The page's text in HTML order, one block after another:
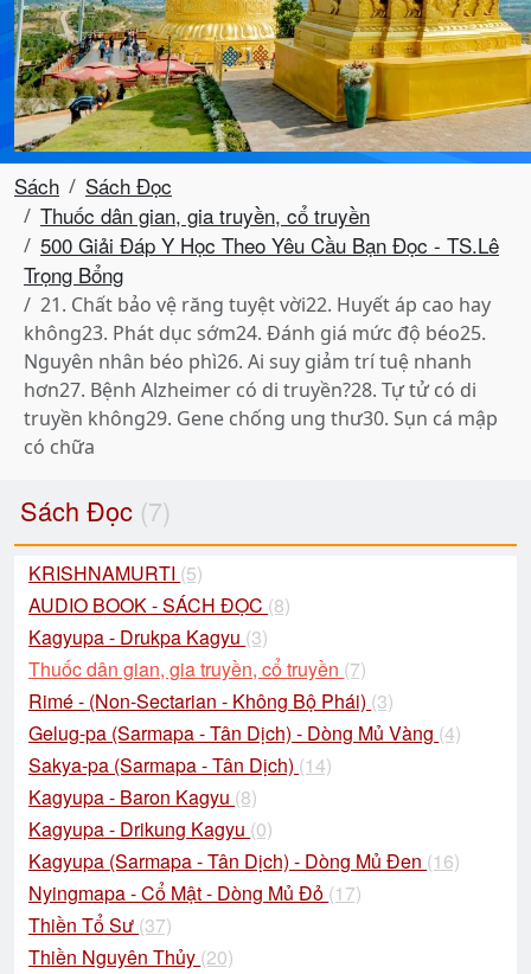
Sách
Sách Đọc
Thuốc dân gian, gia truyền, cổ truyền
500 Giải Đáp Y Học Theo Yêu Cầu Bạn Đọc - TS.Lê
Trọng Bổng
21. Chất bảo vệ răng tuyệt vời22. Huyết áp cao hay
không23. Phát dục sớm24. Đánh giá mức độ béo25.
Nguyên nhân béo phì26. Ai suy giảm trí tuệ nhanh
hơn27. Bệnh Alzheimer có di truyền?28. Tự tử có di
truyền không29. Gene chống ung thư30. Sụn cá mập
có chữa
Sách Đọc (7)
KRISHNAMURTI (5)
AUDIO BOOK - SÁCH ĐỌC (8)
Kagyupa - Drukpa Kagyu (3)
Thuốc dân gian, gia truyền, cổ truyền (7)
Rimé - (Non-Sectarian - Không Bộ Phái) (3)
Gelug-pa (Sarmapa - Tân Dịch) - Dòng Mủ Vàng (4)
Sakya-pa (Sarmapa - Tân Dịch) (14)
Kagyupa - Baron Kagyu (8)
Kagyupa - Drikung Kagyu (0)
Kagyupa (Sarmapa - Tân Dịch) - Dòng Mủ Đen (16)
Nyingmapa - Cổ Mật - Dòng Mủ Đỏ (17)
Thiền Tổ Sư (37)
Thiền Nguyên Thủy (20)